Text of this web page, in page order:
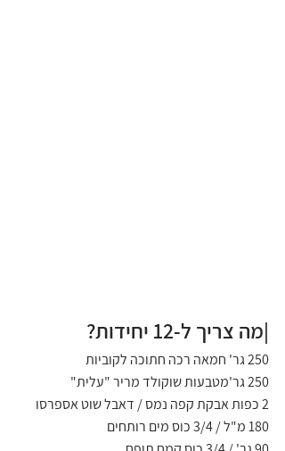
|מה צריך ל-12 יחידות?
250 גר' חמאה רכה חתוכה לקוביות
250 גר'מטבעות שוקולד מריר "עלית"
2 כפות אבקת קפה נמס / דאבל שוט אספרסו
180 מ"ל / 3/4 כוס מים רותחים